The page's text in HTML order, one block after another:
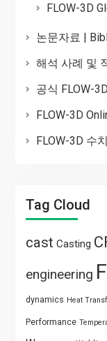
FLOW-3D
논문자료 |
해석 사례 및
공식 FLOW-
FLOW-3D
FLOW-3D 수
Tag Cloud
cast Casting
engineering
dynamics Heat
Performance